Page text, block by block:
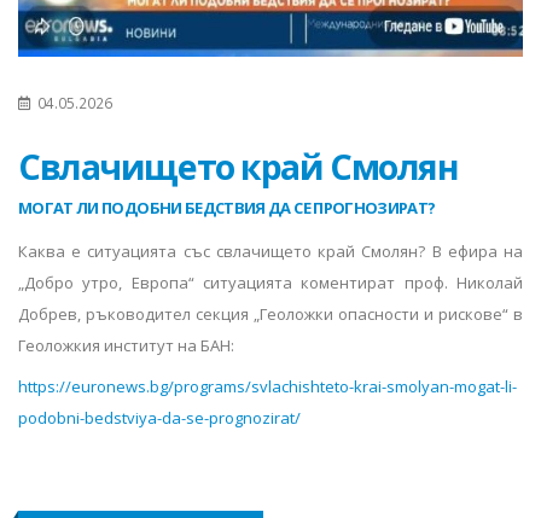
04.05.2026
Свлачището край Смолян
МОГАТ ЛИ ПОДОБНИ БЕДСТВИЯ ДА СЕ ПРОГНОЗИРАТ?
Каква е ситуацията със свлачището край Смолян? В ефира на
„Добро утро, Европа“ ситуацията коментират проф. Николай
Добрев, ръководител секция „Геоложки опасности и рискове“ в
Геоложкия институт на БАН:
https://euronews.bg/programs/svlachishteto-krai-smolyan-mogat-li-
podobni-bedstviya-da-se-prognozirat/